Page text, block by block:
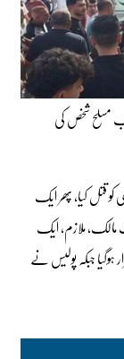
مسلح شخص کی
بیوی کو قتل کیا، پھر ایک
مالک، ملازم، ایک
ہوگیا جبکہ پولیس نے